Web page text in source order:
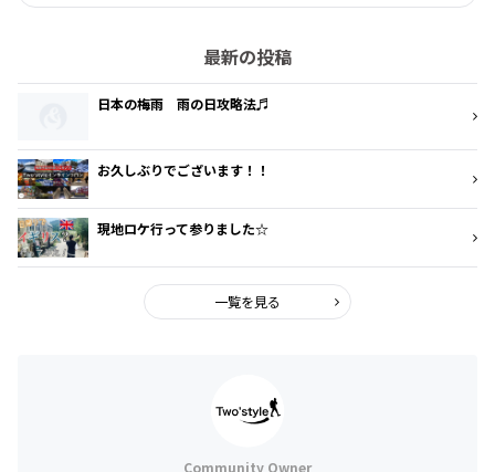
最新の投稿
日本の梅雨 雨の日攻略法♬
お久しぶりでございます！！
現地ロケ行って参りました☆
一覧を見る